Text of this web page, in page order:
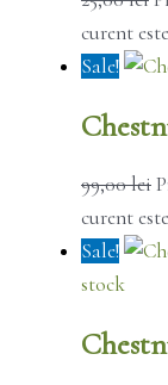
curent
Sale!
99,00lei
curent
Sale!
stock